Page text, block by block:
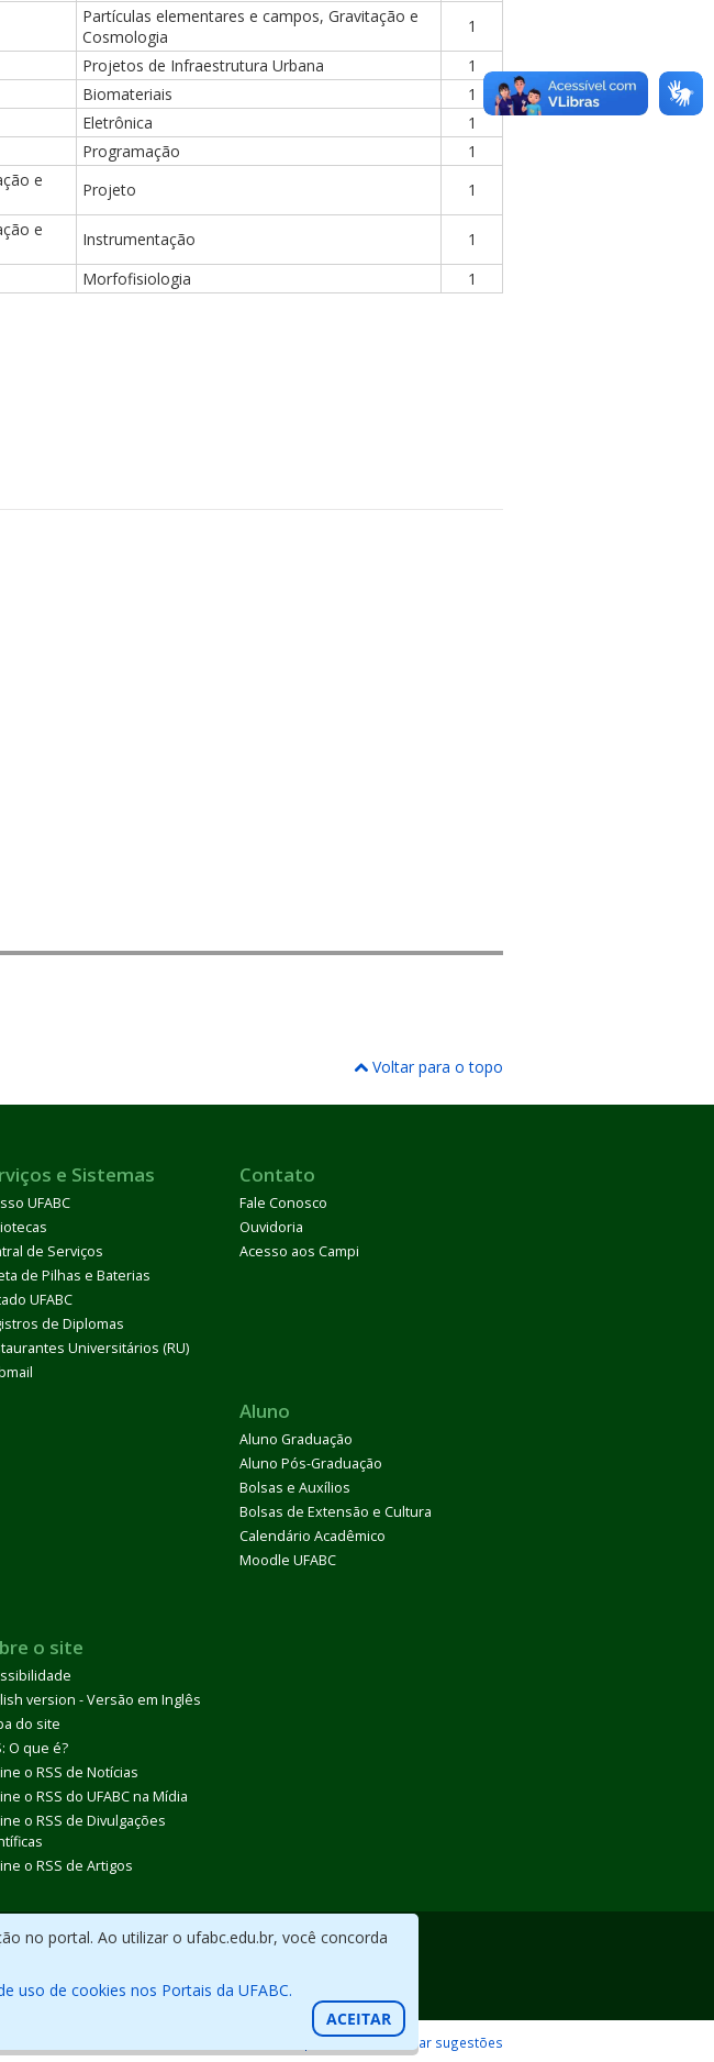
no portal. Ao utilizar o ufabc.edu.br, você concorda
uso de cookies nos Portais da UFABC.
ACEITAR
Partículas elementares e campos, Gravitação e
Cosmologia
1
Projetos de Infraestrutura Urbana
1
Biomateriais
1
Eletrônica
1
Programação
1
e
Projeto 1
e
Instrumentação
1
Morfofisiologia 1
Voltar para o topo
e Sistemas
UFABC
de Serviços
de Pilhas e Baterias
UFABC
de Diplomas
Universitários (RU)
Contato
Fale Conosco
Ouvidoria
Acesso aos Campi
Aluno
Aluno Graduação
Aluno Pós-Graduação
Bolsas e Auxílios
Bolsas de Extensão e Cultura
Calendário Acadêmico
Moodle UFABC
o site
version - Versão em Inglês
do site
O que é?
o RSS de Notícias
o RSS do UFABC na Mídia
o RSS de Divulgações
o RSS de Artigos
Reportar erros / Enviar sugestões